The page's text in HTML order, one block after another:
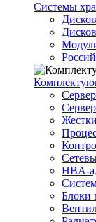
Системы
HBA-
Блоки